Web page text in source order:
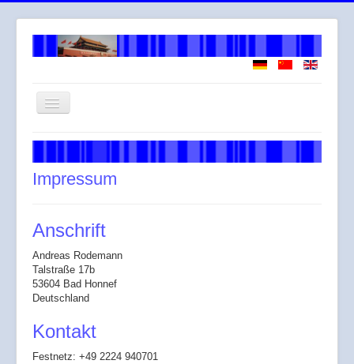
Navigation
Willkommen
Leistungen
Honorar
Across
Gendergerechte Sprache
Impressum
Anschrift
Andreas Rodemann
Talstraße 17b
53604 Bad Honnef
Deutschland
Kontakt
Festnetz: +49 2224 940701